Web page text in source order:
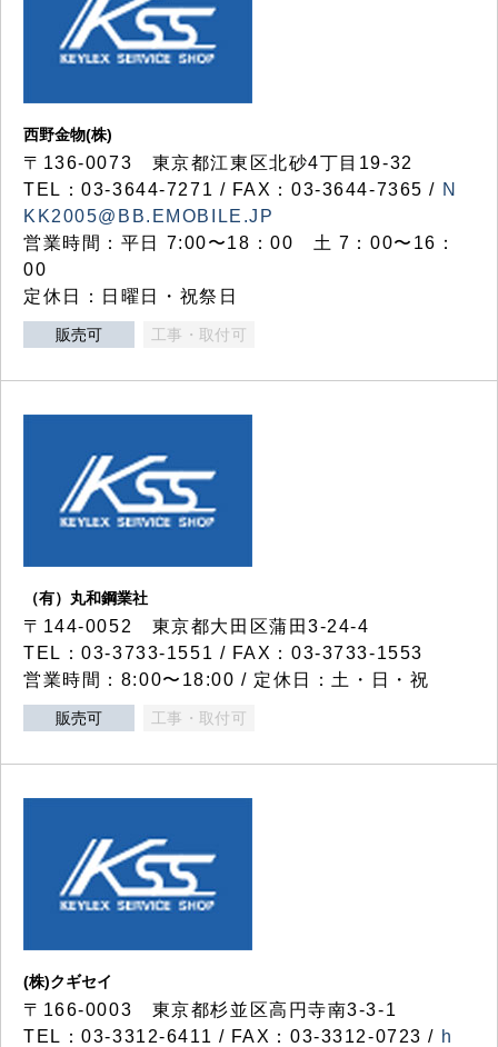
西野金物(株)
〒136-0073 東京都江東区北砂4丁目19-32
TEL：03‐3644‐7271 / FAX：03-3644-7365 / N
KK2005@BB.EMOBILE.JP
営業時間：平日 7:00〜18：00 土 7：00〜16：
00
定休日：日曜日・祝祭日
販売可 工事・取付可
（有）丸和鋼業社
〒144-0052 東京都大田区蒲田3-24-4
TEL：03-3733-1551 / FAX：03-3733-1553
営業時間：8:00〜18:00 / 定休日：土・日・祝
販売可 工事・取付可
(株)クギセイ
〒166-0003 東京都杉並区高円寺南3-3-1
TEL：03-3312-6411 / FAX：03-3312-0723 / h